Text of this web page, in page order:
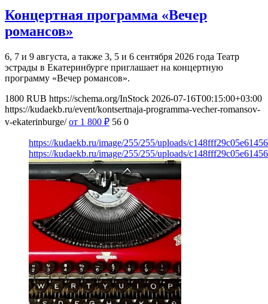
Концертная программа «Вечер
романсов»
6, 7 и 9 августа, а также 3, 5 и 6 сентября 2026 года Театр
эстрады в Екатеринбурге приглашает на концертную
программу «Вечер романсов».
1800 RUB https://schema.org/InStock 2026-07-16T00:15:00+03:00
https://kudaekb.ru/event/kontsertnaja-programma-vecher-romansov-
v-ekaterinburge/ от 1 800 ₽ 56 0
https://kudaekb.ru/image/255/255/uploads/
https://kudaekb.ru/image/255/255/uploads/